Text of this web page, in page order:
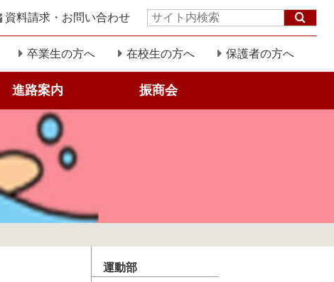
資料請求・お問い合わせ
サ
イ
ト
検
卒業生の方へ 在校生の方へ 保護者の方へ
進路案内 振商会
運動部